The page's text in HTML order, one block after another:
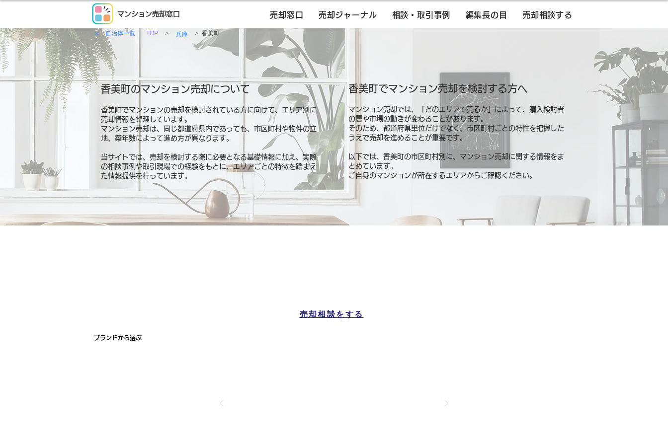
マンション売却窓口 売却窓口 売却ジャーナル 相談・取引事例 編集長の目 売却相談する
≪ 自治体一覧 TOP > 兵庫 > 香美町
香美町のマンション売却について
香美町でマンションの売却を検討されている方に向けて、エリア別に
売却情報を整理しています。
マンション売却は、同じ都道府県内であっても、市区町村や物件の立
地、築年数によって進め方が異なります。
当サイトでは、売却を検討する際に必要となる基礎情報に加え、実際
の相談事例や取引現場での経験をもとに、エリアごとの特徴を踏まえ
た情報提供を行っています。
香美町でマンション売却を検討する方へ
マンション売却では、「どのエリアで売るか」によって、購入検討者
の層や市場の動きが変わることがあります。
そのため、都道府県単位だけでなく、市区町村ごとの特性を把握した
うえで売却を進めることが重要です。
以下では、香美町の市区町村別に、マンション売却に関する情報をま
とめています。
ご自身のマンションが所在するエリアからご確認ください。
売却相談をする
ブランドから選ぶ